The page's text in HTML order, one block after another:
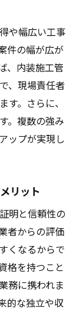
や幅広い工事
件の幅が広が
、内装施工管
、現場責任者
。さらに、
。複数の強み
ップが実現し
リット
明と信頼性の
者からの評価
くなるからで
格を持つこと
務に携われま
的な独立や収